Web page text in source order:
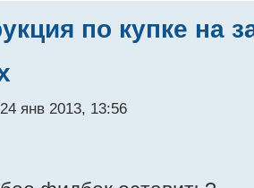
по купке на
24 янв 2013, 13:56